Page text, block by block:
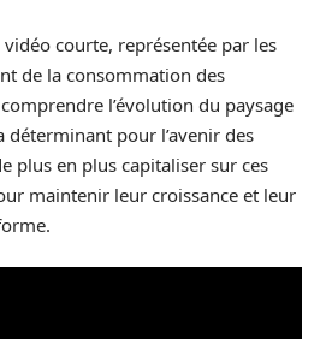
vidéo courte, représentée par les
de la consommation des
l’évolution du paysage
pour l’avenir des
plus en plus capitaliser sur ces
maintenir leur croissance et leur